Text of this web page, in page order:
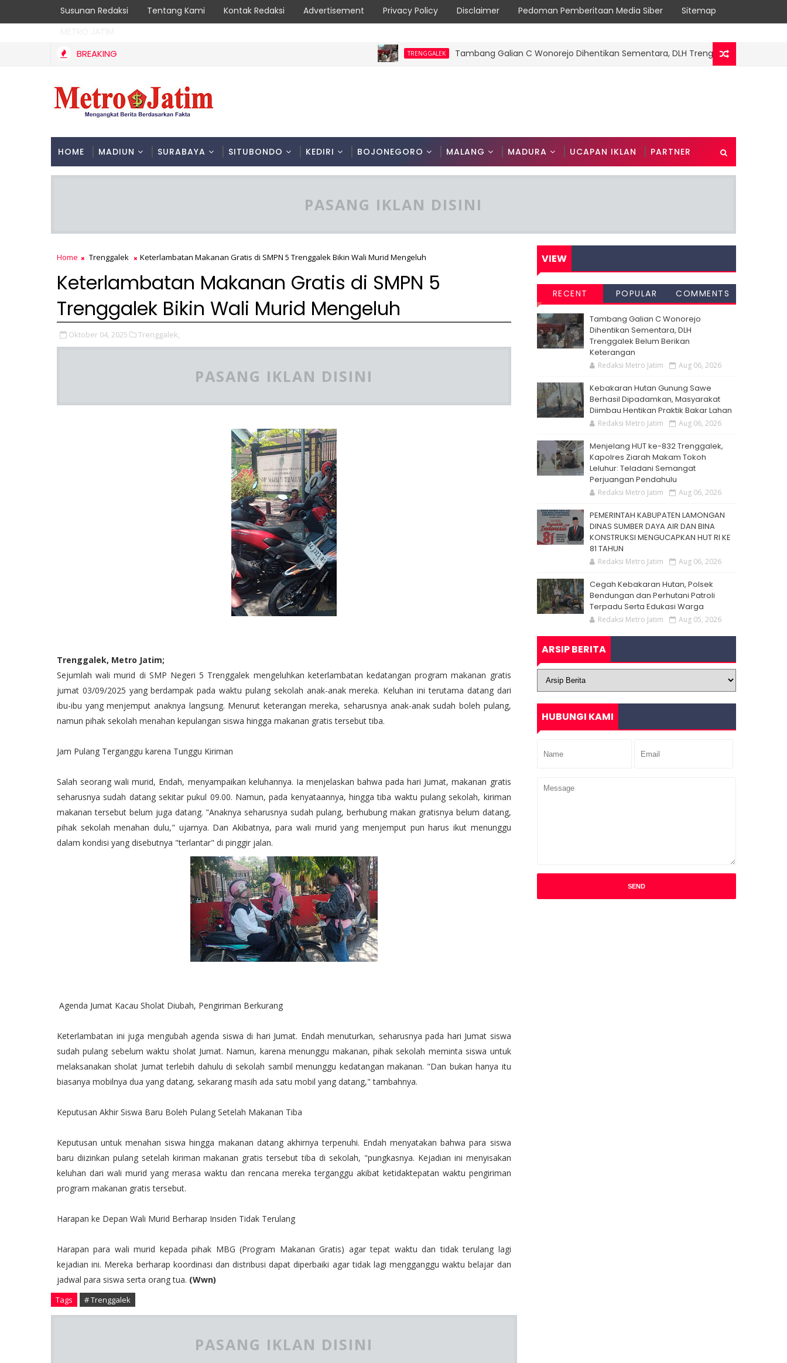
Susunan Redaksi Tentang Kami Kontak Redaksi Advertisement Privacy Policy Disclaimer Pedoman Pemberitaan Media Siber
Sitemap
BREAKING TRENGGALEK
Tambang Galian C Wonorejo Dihentikan Sementara, DLH Trenggalek Belum Berikan
HOME MADIUN SURABAYA SITUBONDO KEDIRI BOJONEGORO MALANG MADURA UCAPAN IKLAN PARTNER
PASANG IKLAN DISINI
Home Trenggalek Keterlambatan Makanan Gratis di SMPN 5 Trenggalek Bikin Wali Murid Mengeluh
Keterlambatan Makanan Gratis di SMPN 5
Trenggalek Bikin Wali Murid Mengeluh
Oktober 04, 2025 Trenggalek,
PASANG IKLAN DISINI
Trenggalek, Metro Jatim;
Sejumlah wali murid di SMP Negeri 5 Trenggalek mengeluhkan keterlambatan kedatangan program makanan gratis
jumat 03/09/2025 yang berdampak pada waktu pulang sekolah anak-anak mereka. Keluhan ini terutama datang dari
ibu-ibu yang menjemput anaknya langsung. Menurut keterangan mereka, seharusnya anak-anak sudah boleh pulang,
namun pihak sekolah menahan kepulangan siswa hingga makanan gratis tersebut tiba.
Jam Pulang Terganggu karena Tunggu Kiriman
Salah seorang wali murid, Endah, menyampaikan keluhannya. Ia menjelaskan bahwa pada hari Jumat, makanan gratis
seharusnya sudah datang sekitar pukul 09.00. Namun, pada kenyataannya, hingga tiba waktu pulang sekolah, kiriman
makanan tersebut belum juga datang. "Anaknya seharusnya sudah pulang, berhubung makan gratisnya belum datang,
pihak sekolah menahan dulu," ujarnya. Dan Akibatnya, para wali murid yang menjemput pun harus ikut menunggu
dalam kondisi yang disebutnya "terlantar" di pinggir jalan.
Agenda Jumat Kacau Sholat Diubah, Pengiriman Berkurang
Keterlambatan ini juga mengubah agenda siswa di hari Jumat. Endah menuturkan, seharusnya pada hari Jumat siswa
sudah pulang sebelum waktu sholat Jumat. Namun, karena menunggu makanan, pihak sekolah meminta siswa untuk
melaksanakan sholat Jumat terlebih dahulu di sekolah sambil menunggu kedatangan makanan. "Dan bukan hanya itu
biasanya mobilnya dua yang datang, sekarang masih ada satu mobil yang datang," tambahnya.
Keputusan Akhir Siswa Baru Boleh Pulang Setelah Makanan Tiba
Keputusan untuk menahan siswa hingga makanan datang akhirnya terpenuhi. Endah menyatakan bahwa para siswa
baru diizinkan pulang setelah kiriman makanan gratis tersebut tiba di sekolah, "pungkasnya. Kejadian ini menyisakan
keluhan dari wali murid yang merasa waktu dan rencana mereka terganggu akibat ketidaktepatan waktu pengiriman
program makanan gratis tersebut.
Harapan ke Depan Wali Murid Berharap Insiden Tidak Terulang
Harapan para wali murid kepada pihak MBG (Program Makanan Gratis) agar tepat waktu dan tidak terulang lagi
kejadian ini. Mereka berharap koordinasi dan distribusi dapat diperbaiki agar tidak lagi mengganggu waktu belajar dan
jadwal para siswa serta orang tua. (Wwn)
Tags # Trenggalek
PASANG IKLAN DISINI
VIEW
RECENT POPULAR COMMENTS
Tambang Galian C Wonorejo
Dihentikan Sementara, DLH
Trenggalek Belum Berikan
Keterangan
Redaksi Metro Jatim Aug 06, 2026
Kebakaran Hutan Gunung Sawe
Berhasil Dipadamkan, Masyarakat
Diimbau Hentikan Praktik Bakar Lahan
Redaksi Metro Jatim Aug 06, 2026
Menjelang HUT ke-832 Trenggalek,
Kapolres Ziarah Makam Tokoh
Leluhur: Teladani Semangat
Perjuangan Pendahulu
Redaksi Metro Jatim Aug 06, 2026
PEMERINTAH KABUPATEN LAMONGAN
DINAS SUMBER DAYA AIR DAN BINA
KONSTRUKSI MENGUCAPKAN HUT RI KE
81 TAHUN
Redaksi Metro Jatim Aug 06, 2026
Cegah Kebakaran Hutan, Polsek
Bendungan dan Perhutani Patroli
Terpadu Serta Edukasi Warga
Redaksi Metro Jatim Aug 05, 2026
ARSIP BERITA
HUBUNGI KAMI